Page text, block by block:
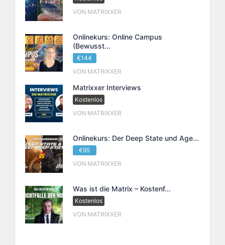
VON MATRIXXER
Onlinekurs: Online Campus
(Bewusst...
€144
VON MATRIXXER
Matrixxer Interviews
Kostenlos
VON MATRIXXER
Onlinekurs: Der Deep State und Age...
€95
VON MATRIXXER
Was ist die Matrix – Kostenf...
Kostenlos
VON MATRIXXER